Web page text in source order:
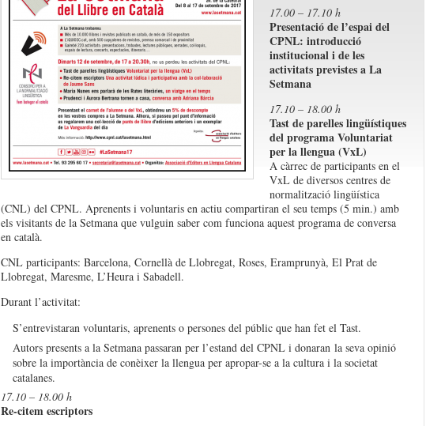
17.00 – 17.10 h
Presentació de l’espai del
CPNL: introducció
institucional i de les
activitats previstes a La
Setmana
17.10 – 18.00 h
Tast de parelles lingüístiques
del programa Voluntariat
per la llengua (VxL)
A càrrec de participants en el
VxL de diversos centres de
normalització lingüística
(CNL) del CPNL. Aprenents i voluntaris en actiu compartiran el seu temps (5 min.) amb
els visitants de la Setmana que vulguin saber com funciona aquest programa de conversa
en català.
CNL participants: Barcelona, Cornellà de Llobregat, Roses, Eramprunyà, El Prat de
Llobregat, Maresme, L’Heura i Sabadell.
Durant l’activitat:
S’entrevistaran voluntaris, aprenents o persones del públic que han fet el Tast.
Autors presents a la Setmana passaran per l’estand del CPNL i donaran la seva opinió
sobre la importància de conèixer la llengua per apropar-se a la cultura i la societat
catalanes.
17.10 – 18.00 h
Re-citem escriptors